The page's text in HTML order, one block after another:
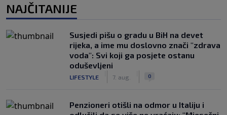
NAJČITANIJE
Susjedi pišu o gradu u BiH na devet
rijeka, a ime mu doslovno znači "zdrava
voda": Svi koji ga posjete ostanu
oduševljeni
LIFESTYLE 7. aug. 0
Penzioneri otišli na odmor u Italiju i